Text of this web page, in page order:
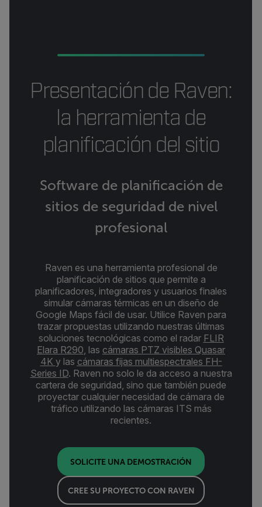
Presentación de Raven:
la herramienta de
planificación del sitio
Software de planificación de
sitios de seguridad de nivel
profesional
Raven es una herramienta profesional de
planificación de sitios que permite a
planificadores, integradores y usuarios finales
simular cámaras térmicas en un diseño de
Google Maps fácil de usar. Utilice Raven para
trazar propuestas utilizando nuestras últimas
soluciones tecnológicas como el radar FLIR
Elara R290, las cámaras PTZ visibles Quasar
4K y las cámaras fijas multiespectrales FH-
Series ID. Raven no solo le da acceso a nuestra
cartera de seguridad, sino que también puede
proyectar cualquier necesidad de cámara de
tráfico utilizando las cámaras ITS más
recientes.
SOLICITE UNA DEMOSTRACIÓN
CREE SU PROYECTO CON RAVEN